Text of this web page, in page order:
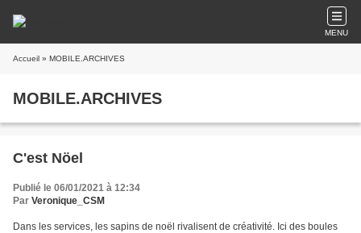
MENU
Accueil » MOBILE.ARCHIVES
MOBILE.ARCHIVES
C'est Nöel
Publié le 06/01/2021 à 12:34
Par Veronique_CSM
Dans les services, les sapins de noël rivalisent de créativité. Ici des boules